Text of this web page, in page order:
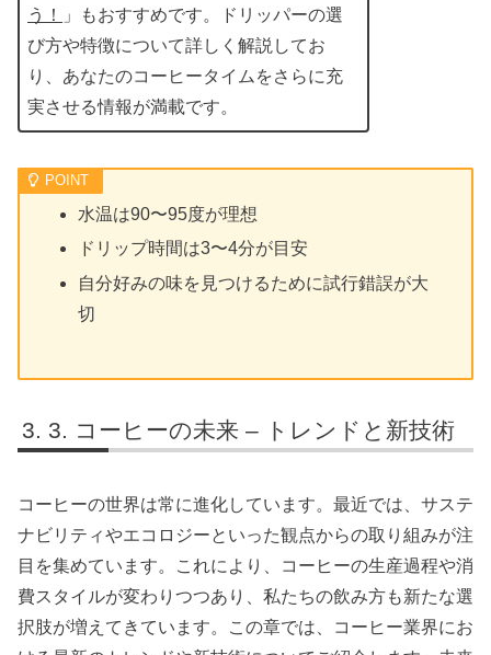
う！
」もおすすめです。ドリッパーの選
び方や特徴について詳しく解説してお
り、あなたのコーヒータイムをさらに充
実させる情報が満載です。
水温は90〜95度が理想
ドリップ時間は3〜4分が目安
自分好みの味を見つけるために試行錯誤が大
切
3. コーヒーの未来 – トレンドと新技術
コーヒーの世界は常に進化しています。最近では、サステ
ナビリティやエコロジーといった観点からの取り組みが注
目を集めています。これにより、コーヒーの生産過程や消
費スタイルが変わりつつあり、私たちの飲み方も新たな選
択肢が増えてきています。この章では、コーヒー業界にお